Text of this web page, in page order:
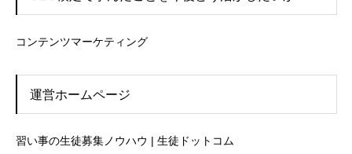
コンテンツマーケティング
運営ホームページ
習い事の生徒募集ノウハウ | 生徒ドットコム